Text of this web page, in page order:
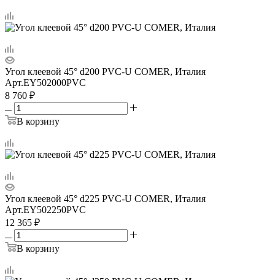
Угол клеевой 45° d200 PVC-U COMER, Италия
Арт.EY502000PVC
8 760 ₽
В корзину
Угол клеевой 45° d225 PVC-U COMER, Италия
Арт.EY502250PVC
12 365 ₽
В корзину